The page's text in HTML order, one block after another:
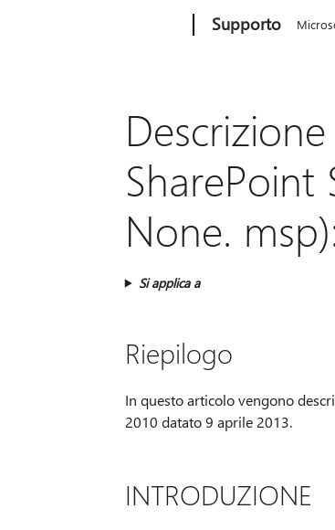
Supporto
SharePoint
None.
Si applica a
Riepilogo
In questo articolo vengono
2010 datato 9 aprile 2013.
INTRODUZIONE